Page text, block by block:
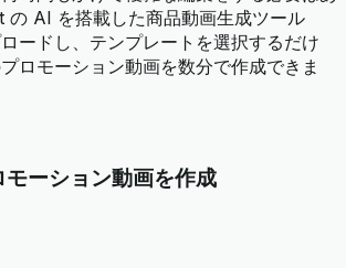
の AI を搭載した商品動画生成ツール
ードし、テンプレートを選択するだけ
ロモーション動画を数分で作成できま
ーション動画を作成